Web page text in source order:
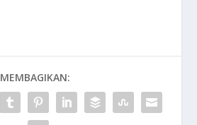
MEMBAGIKAN: